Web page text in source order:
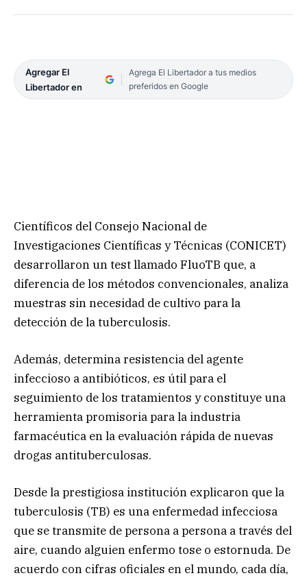
Agregar El
Libertador en
Agrega El Libertador a tus medios
preferidos en Google
Científicos del Consejo Nacional de
Investigaciones Científicas y Técnicas (CONICET)
desarrollaron un test llamado FluoTB que, a
diferencia de los métodos convencionales, analiza
muestras sin necesidad de cultivo para la
detección de la tuberculosis.
Además, determina resistencia del agente
infeccioso a antibióticos, es útil para el
seguimiento de los tratamientos y constituye una
herramienta promisoria para la industria
farmacéutica en la evaluación rápida de nuevas
drogas antituberculosas.
Desde la prestigiosa institución explicaron que la
tuberculosis (TB) es una enfermedad infecciosa
que se transmite de persona a persona a través del
aire, cuando alguien enfermo tose o estornuda. De
acuerdo con cifras oficiales en el mundo, cada día,